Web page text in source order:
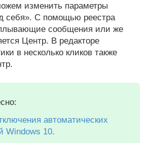
изменить параметры
себя». С помощью реестра
сообщения или же
Центр. В редакторе
в несколько кликов также
автоматических
Windows 10.